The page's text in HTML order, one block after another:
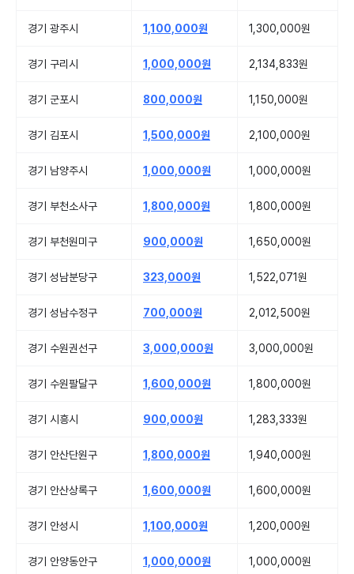
경기 광주시 1,100,000원 1,300,000원
경기 구리시 1,000,000원 2,134,833원
경기 군포시 800,000원 1,150,000원
경기 김포시 1,500,000원 2,100,000원
경기 남양주시 1,000,000원 1,000,000원
경기 부천소사구 1,800,000원 1,800,000원
경기 부천원미구 900,000원 1,650,000원
경기 성남분당구 323,000원 1,522,071원
경기 성남수정구 700,000원 2,012,500원
경기 수원권선구 3,000,000원 3,000,000원
경기 수원팔달구 1,600,000원 1,800,000원
경기 시흥시 900,000원 1,283,333원
경기 안산단원구 1,800,000원 1,940,000원
경기 안산상록구 1,600,000원 1,600,000원
경기 안성시 1,100,000원 1,200,000원
경기 안양동안구 1,000,000원 1,000,000원